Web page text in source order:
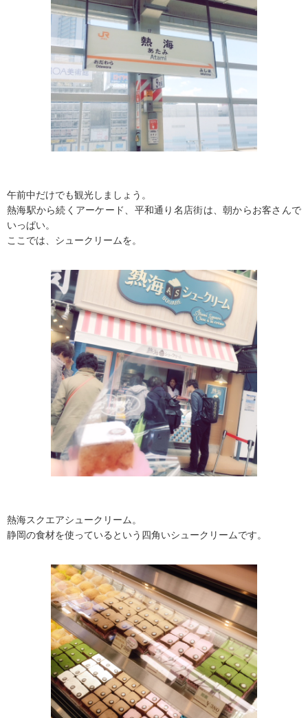
午前中だけでも観光しましょう。
熱海駅から続くアーケード、平和通り名店街は、朝からお客さんで
いっぱい。
ここでは、シュークリームを。
熱海スクエアシュークリーム。
静岡の食材を使っているという四角いシュークリームです。